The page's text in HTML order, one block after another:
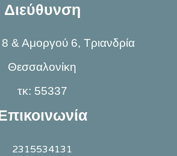
Διεύθυνση
8 & Αμοργού 6, Τριανδρία
Θεσσαλονίκη
τκ: 55337
2315534131